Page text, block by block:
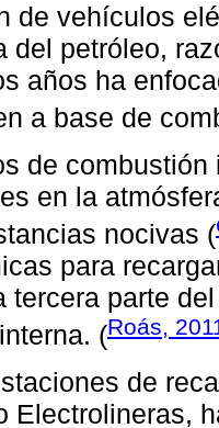
de vehículos
del petróleo,
años ha
a base de
de
en la
nocivas (
para
tercera parte
(Roás,
de
Electrolineras,